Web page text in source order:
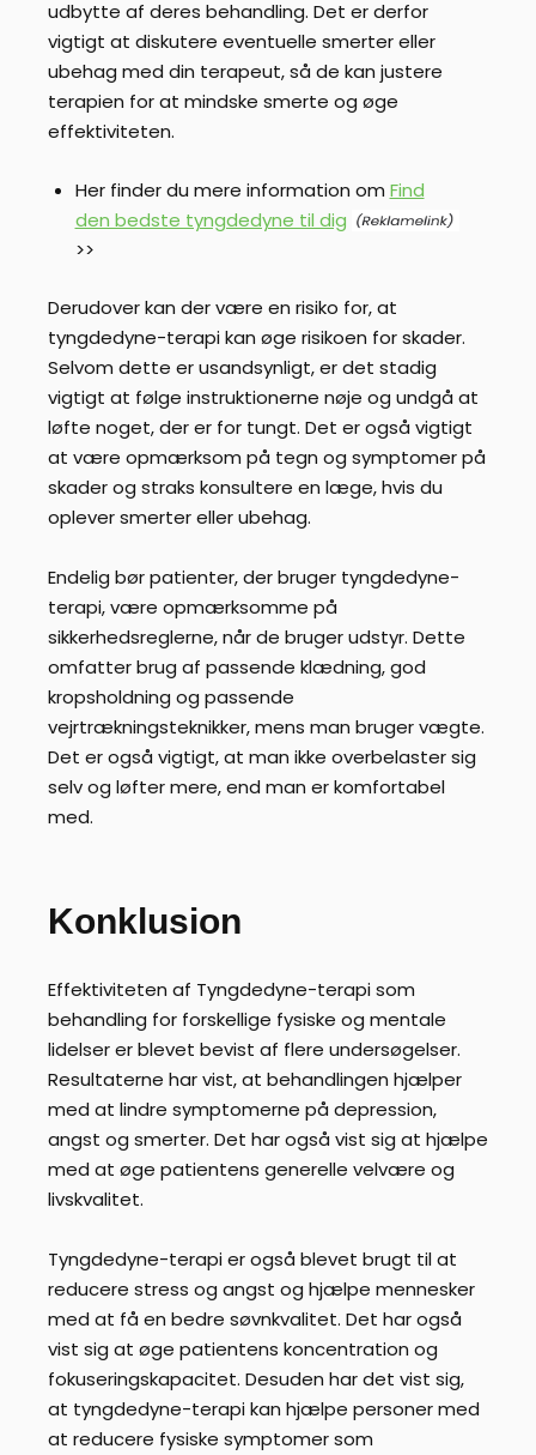
udbytte af deres behandling. Det er derfor
vigtigt at diskutere eventuelle smerter eller
ubehag med din terapeut, så de kan justere
terapien for at mindske smerte og øge
effektiviteten.
Her finder du mere information om Find
den bedste tyngdedyne til dig
>>
Derudover kan der være en risiko for, at
tyngdedyne-terapi kan øge risikoen for skader.
Selvom dette er usandsynligt, er det stadig
vigtigt at følge instruktionerne nøje og undgå at
løfte noget, der er for tungt. Det er også vigtigt
at være opmærksom på tegn og symptomer på
skader og straks konsultere en læge, hvis du
oplever smerter eller ubehag.
Endelig bør patienter, der bruger tyngdedyne-
terapi, være opmærksomme på
sikkerhedsreglerne, når de bruger udstyr. Dette
omfatter brug af passende klædning, god
kropsholdning og passende
vejrtrækningsteknikker, mens man bruger vægte.
Det er også vigtigt, at man ikke overbelaster sig
selv og løfter mere, end man er komfortabel
med.
Konklusion
Effektiviteten af ​​Tyngdedyne-terapi som
behandling for forskellige fysiske og mentale
lidelser er blevet bevist af flere undersøgelser.
Resultaterne har vist, at behandlingen hjælper
med at lindre symptomerne på depression,
angst og smerter. Det har også vist sig at hjælpe
med at øge patientens generelle velvære og
livskvalitet.
Tyngdedyne-terapi er også blevet brugt til at
reducere stress og angst og hjælpe mennesker
med at få en bedre søvnkvalitet. Det har også
vist sig at øge patientens koncentration og
fokuseringskapacitet. Desuden har det vist sig,
at tyngdedyne-terapi kan hjælpe personer med
at reducere fysiske symptomer som